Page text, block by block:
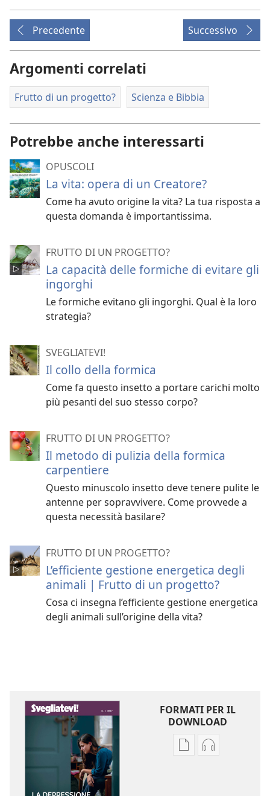
Precedente Successivo
Argomenti correlati
Frutto di un progetto? Scienza e Bibbia
Potrebbe anche interessarti
OPUSCOLI
La vita: opera di un Creatore?
Come ha avuto origine la vita? La tua risposta a
questa domanda è importantissima.
FRUTTO DI UN PROGETTO?
La capacità delle formiche di evitare gli
ingorghi
Le formiche evitano gli ingorghi. Qual è la loro
strategia?
SVEGLIATEVI!
Il collo della formica
Come fa questo insetto a portare carichi molto
più pesanti del suo stesso corpo?
FRUTTO DI UN PROGETTO?
Il metodo di pulizia della formica
carpentiere
Questo minuscolo insetto deve tenere pulite le
antenne per sopravvivere. Come provvede a
questa necessità basilare?
FRUTTO DI UN PROGETTO?
L’efficiente gestione energetica degli
animali | Frutto di un progetto?
Cosa ci insegna l’efficiente gestione energetica
degli animali sull’origine della vita?
FORMATI PER IL
DOWNLOAD
OpzioniOpzioni